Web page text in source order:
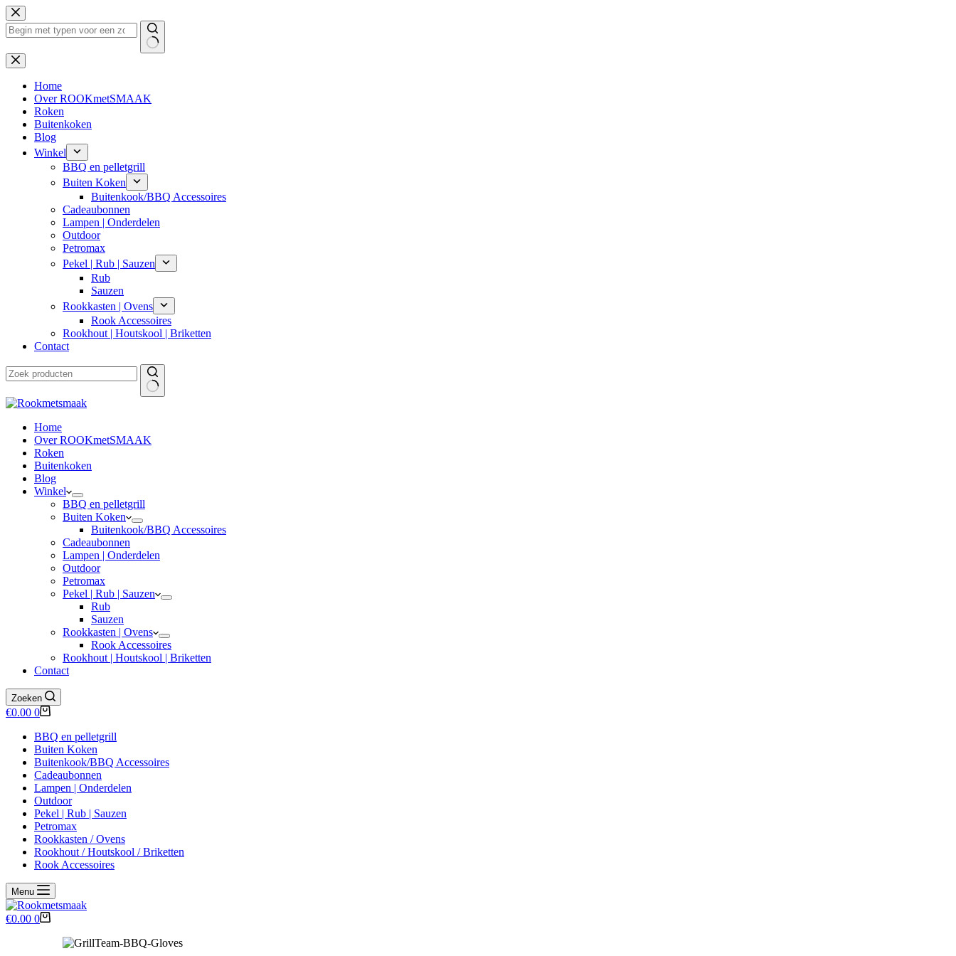
Ga
naar
de
Geen
resultaten
Home
Over ROOKmetSMAAK
Roken
Buitenkoken
Blog
Winkel
BBQ en pelletgrill
Buiten Koken
Buitenkook/BBQ Accessoires
Cadeaubonnen
Lampen | Onderdelen
Outdoor
Petromax
Pekel | Rub | Sauzen
Rub
Sauzen
Rookkasten | Ovens
Rook Accessoires
Rookhout | Houtskool | Briketten
Contact
Home
Over ROOKmetSMAAK
Roken
Buitenkoken
Blog
Winkel
BBQ en pelletgrill
Buiten Koken
Buitenkook/BBQ Accessoires
Cadeaubonnen
Lampen | Onderdelen
Outdoor
Petromax
Pekel | Rub | Sauzen
Rub
Sauzen
Rookkasten | Ovens
Rook Accessoires
Rookhout | Houtskool | Briketten
Contact
Zoeken
Winkelwagen
€0.00 0
BBQ en pelletgrill
Buiten Koken
Buitenkook/BBQ Accessoires
Cadeaubonnen
Lampen | Onderdelen
Outdoor
Pekel | Rub | Sauzen
Petromax
Rookkasten / Ovens
Rookhout / Houtskool / Briketten
Rook Accessoires
Menu
Winkelwagen
€0.00 0